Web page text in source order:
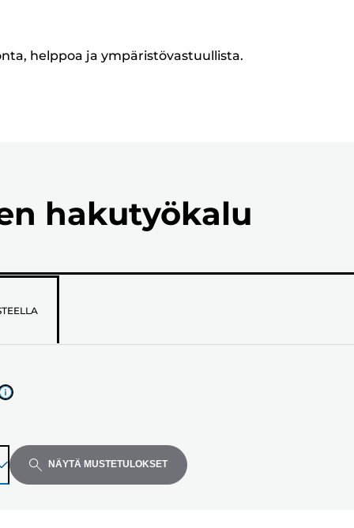
helppoa ja ympäristövastuullista.
hakutyökalu
NÄYTÄ MUSTETULOKSET